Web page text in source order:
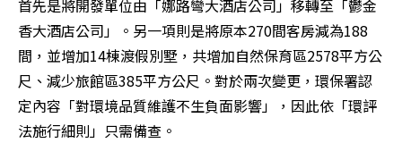
首先是將開發單位由「娜路彎大酒店公司」移轉至「鬱金
香大酒店公司」。另一項則是將原本270間客房減為188
間，並增加14棟渡假別墅，共增加自然保育區2578平方公
尺、減少旅館區385平方公尺。對於兩次變更，環保署認
定內容「對環境品質維護不生負面影響」，因此依「環評
法施行細則」只需備查。